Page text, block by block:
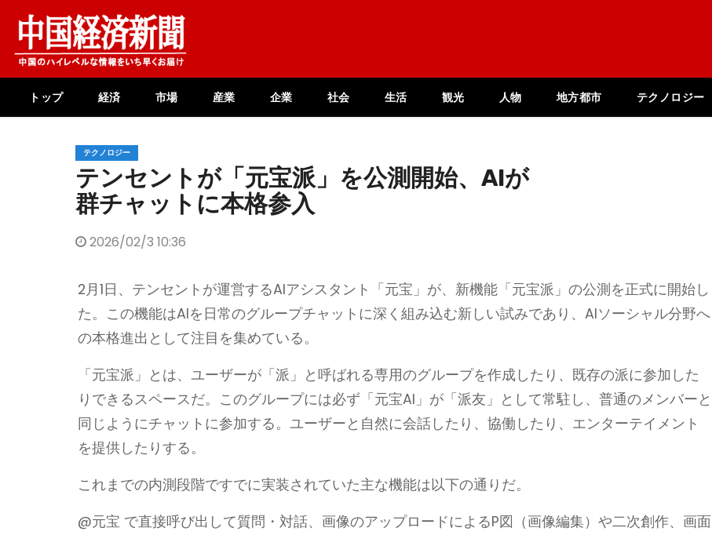
content
トップ 経済 市場 産業 企業 社会 生活 観光 人物 地方都市 テクノロジー
テクノロジー
テンセントが「元宝派」を公測開始、AIが
群チャットに本格参入
2026/02/3 10:36
2月1日、テンセントが運営するAIアシスタント「元宝」が、新機能「元宝派」の公測を正式に開始し
た。この機能はAIを日常のグループチャットに深く組み込む新しい試みであり、AIソーシャル分野へ
の本格進出として注目を集めている。
「元宝派」とは、ユーザーが「派」と呼ばれる専用のグループを作成したり、既存の派に参加した
りできるスペースだ。このグループには必ず「元宝AI」が「派友」として常駐し、普通のメンバーと
同じようにチャットに参加する。ユーザーと自然に会話したり、協働したり、エンターテイメント
を提供したりする。
これまでの内測段階ですでに実装されていた主な機能は以下の通りだ。
@元宝 で直接呼び出して質問・対話、画像のアップロードによるP図（画像編集）や二次創作、画面